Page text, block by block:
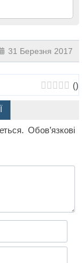
10 клас 8 клас
31 Березня 2017
()
Обов’язкові